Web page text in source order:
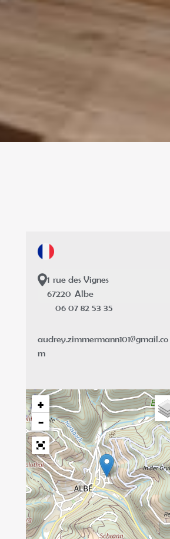
1 rue des Vignes
67220 Albe
06 07 82 53 35
audrey.zimmermann101@gmail.co
m
+
−